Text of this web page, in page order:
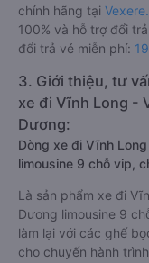
chính hãng tại
100% và hỗ trợ đổi
đổi trả vé miễn phí:
3. Giới thiệu, tư
xe đi Vĩnh Long -
Dương:
Dòng xe đi Vĩnh
limousine 9 chỗ vip,
Là sản phẩm xe đi
Dương limousine 9
làm lại với các ghế
cho chuyến hành